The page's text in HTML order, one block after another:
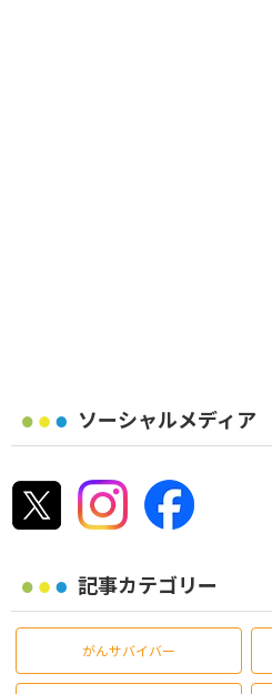
ソーシャルメディア
記事カテゴリー
がんサバイバー